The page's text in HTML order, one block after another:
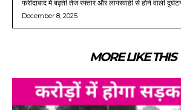
फरीदाबाद में बढ़ती तेज रफ्तार और लापरवाही से होने वाली
December 8, 2025
MORE LIKE THIS